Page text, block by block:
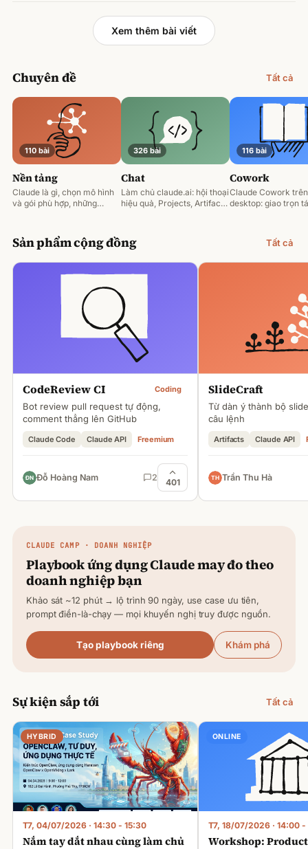
Xem thêm bài viết
Chuyên đề Tất cả
110 bài
Nền tảng
Claude là gì, chọn mô hình
và gói phù hợp, những
326 bài
Chat
Làm chủ claude.ai: hội thoại
hiệu quả, Projects, Artifacts
116 bài
Cowork
Claude Cowork trên
desktop: giao trọn
Sản phẩm cộng đồng Tất cả
CodeReview CI Coding
Bot review pull request tự động,
comment thẳng lên GitHub
Claude Code Claude API Freemium
Đỗ Hoàng Nam 2 401
SlideCraft
Từ dàn ý thành bộ
câu lệnh
Artifacts Claude API
Trần Thu Hà
CLAUDE CAMP · DOANH NGHIỆP
Playbook ứng dụngClaudemay đo theo
doanh nghiệp bạn
Khảo sát ~12 phút → lộ trình 90 ngày, use case ưu tiên,
prompt điền-là-chạy — mọi khuyến nghị truy được nguồn.
Tạo playbook riêng Khám phá
Sự kiện sắp tới Tất cả
HYBRID
T7, 04/07/2026 · 14:30 - 15:30
Nắm tay dắt nhau cùng làm chủ
ONLINE
T7, 18/07/2026 · 14:00 -
Workshop: